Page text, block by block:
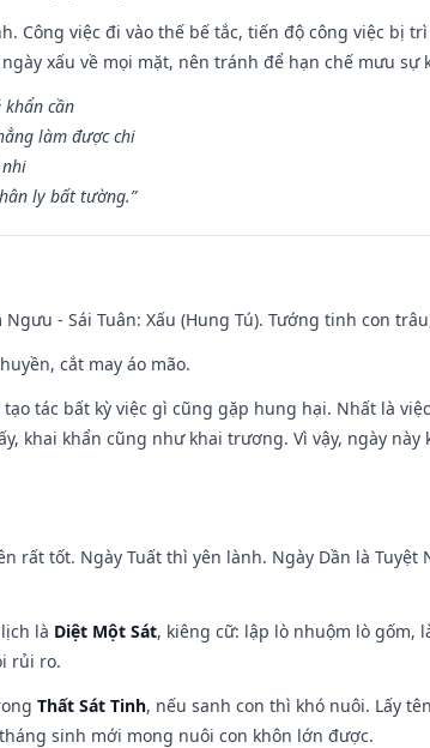
Công việc đi vào thế bế tắc, tiến độ công việc bị
xấu về mọi mặt, nên tránh để hạn chế mưu sự
khẩn cần
làm được chi
ly bất tường.”
Ngưu - Sái Tuân: Xấu (Hung Tú). Tướng tinh con
cắt may áo mão.
tạo tác bất kỳ việc gì cũng gặp hung hại. Nhất là
khai khẩn cũng như khai trương. Vì vậy, ngày
rất tốt. Ngày Tuất thì yên lành. Ngày Dần là
là Diệt Một Sát, kiêng cữ: lập lò nhuộm lò gốm,
rủi ro.
Thất Sát Tinh, nếu sanh con thì khó nuôi. Lấy
sinh mới mong nuôi con khôn lớn được.